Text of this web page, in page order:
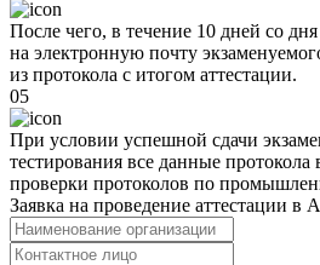
После чего, в течение 10 дней со
на электронную почту
из протокола с итогом аттестации.
05
При условии успешной сдачи
тестирования все данные
проверки протоколов по
Заявка на проведение аттестации в